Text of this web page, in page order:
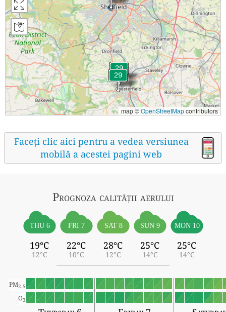
map ©OpenStreetMapcontributors
Faceți clic aici pentru a vedea versiunea
mobilă a acestei pagini web
Prognoza calității aerului
THU 6
19°C
12°C
FRI 7
22°C
10°C
SAT 8
28°C
12°C
SUN 9
25°C
14°C
MON 10
25°C
14°C
PM2.5
O3